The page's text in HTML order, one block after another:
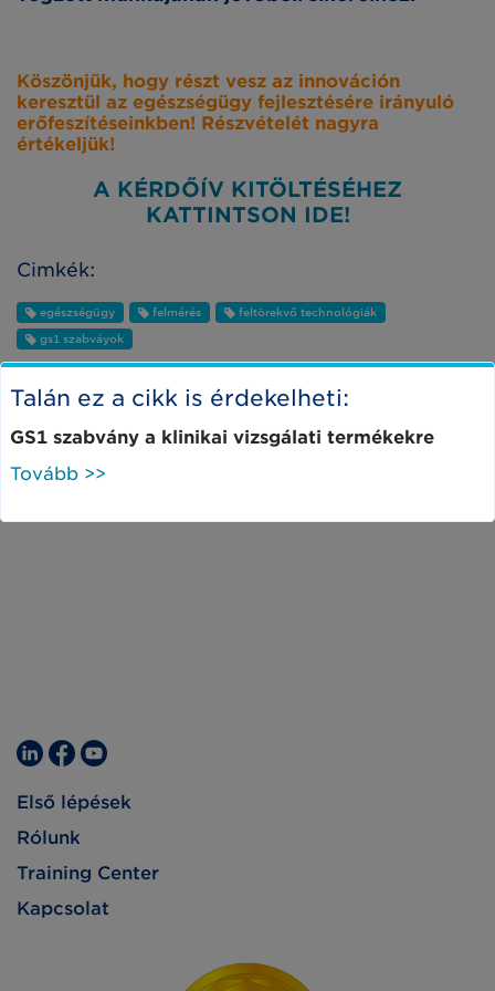
Köszönjük, hogy részt vesz az innováción
keresztül az egészségügy fejlesztésére irányuló
erőfeszítéseinkben! Részvételét nagyra
értékeljük!
A KÉRDŐÍV KITÖLTÉSÉHEZ
KATTINTSON IDE!
Cimkék:
egészségügy felmérés
feltörekvő technológiák
gs1 szabváyok
Talán ez a cikk is érdekelheti:
GS1 szabvány a klinikai vizsgálati termékekre
Tovább >>
Első lépések
Rólunk
Training Center
Kapcsolat